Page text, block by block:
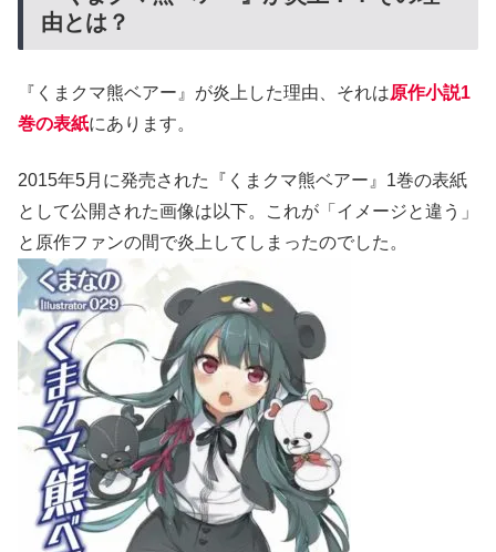
由とは？
『くまクマ熊ベアー』が炎上した理由、それは原作小説1
巻の表紙にあります。
2015年5月に発売された『くまクマ熊ベアー』1巻の表紙
として公開された画像は以下。これが「イメージと違う」
と原作ファンの間で炎上してしまったのでした。